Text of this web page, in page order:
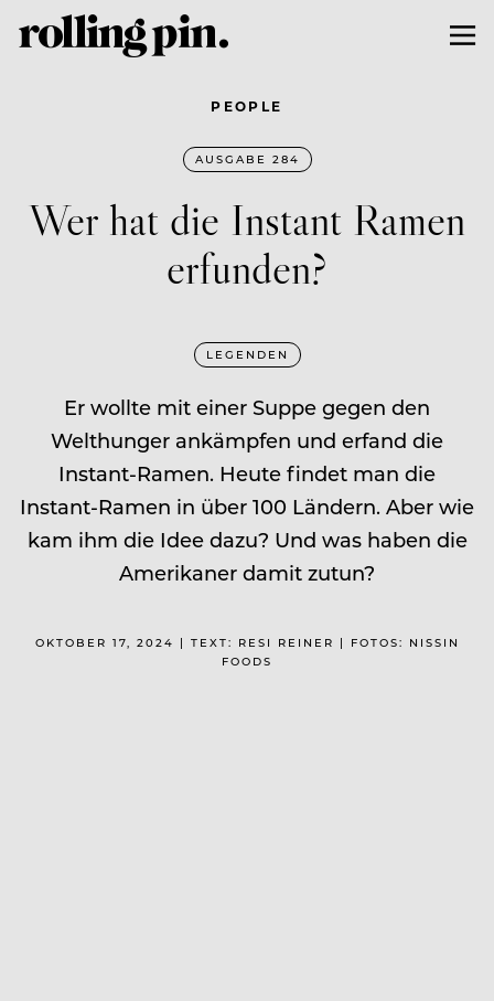
PEOPLE
AUSGABE 284
Wer hat die Instant Ramen
erfunden?
LEGENDEN
Er wollte mit einer Suppe gegen den
Welthunger ankämpfen und erfand die
Instant-Ramen. Heute findet man die
Instant-Ramen in über 100 Ländern. Aber wie
kam ihm die Idee dazu? Und was haben die
Amerikaner damit zutun?
OKTOBER 17, 2024 | TEXT: RESI REINER | FOTOS: NISSIN
FOODS